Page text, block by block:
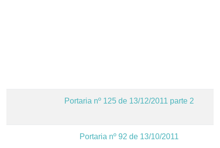
Portaria nº 125 de 13/12/2011 parte 2
Portaria nº 92 de 13/10/2011